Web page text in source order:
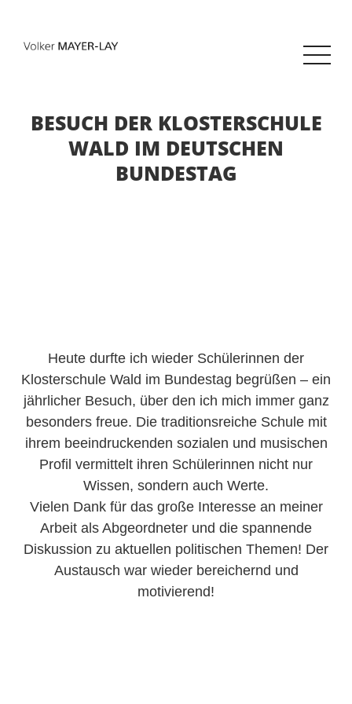
BESUCH DER KLOSTERSCHULE
WALD IM DEUTSCHEN
BUNDESTAG
Heute durfte ich wieder Schülerinnen der
Klosterschule Wald im Bundestag begrüßen – ein
jährlicher Besuch, über den ich mich immer ganz
besonders freue. Die traditionsreiche Schule mit
ihrem beeindruckenden sozialen und musischen
Profil vermittelt ihren Schülerinnen nicht nur
Wissen, sondern auch Werte.
Vielen Dank für das große Interesse an meiner
Arbeit als Abgeordneter und die spannende
Diskussion zu aktuellen politischen Themen! Der
Austausch war wieder bereichernd und
motivierend!